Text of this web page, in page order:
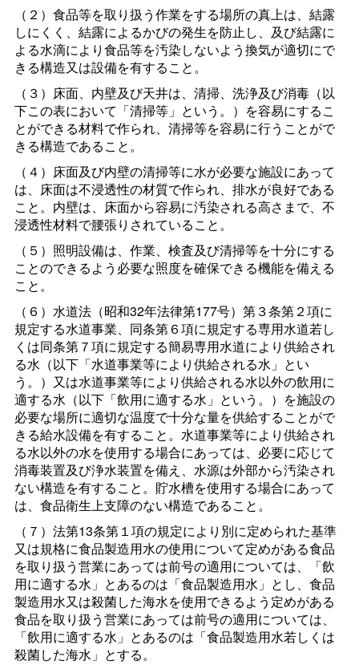
（２）食品等を取り扱う作業をする場所の真上は、結露
しにくく、結露によるかびの発生を防止し、及び結露に
よる水滴により食品等を汚染しないよう換気が適切にで
きる構造又は設備を有すること。
（３）床面、内壁及び天井は、清掃、洗浄及び消毒（以
下この表において「清掃等」という。）を容易にするこ
とができる材料で作られ、清掃等を容易に行うことがで
きる構造であること。
（４）床面及び内壁の清掃等に水が必要な施設にあって
は、床面は不浸透性の材質で作られ、排水が良好である
こと。内壁は、床面から容易に汚染される高さまで、不
浸透性材料で腰張りされていること。
（５）照明設備は、作業、検査及び清掃等を十分にする
ことのできるよう必要な照度を確保できる機能を備える
こと。
（６）水道法（昭和32年法律第177号）第３条第２項に
規定する水道事業、同条第６項に規定する専用水道若し
くは同条第７項に規定する簡易専用水道により供給され
る水（以下「水道事業等により供給される水」とい
う。）又は水道事業等により供給される水以外の飲用に
適する水（以下「飲用に適する水」という。）を施設の
必要な場所に適切な温度で十分な量を供給することがで
きる給水設備を有すること。水道事業等により供給され
る水以外の水を使用する場合にあっては、必要に応じて
消毒装置及び浄水装置を備え、水源は外部から汚染され
ない構造を有すること。貯水槽を使用する場合にあって
は、食品衛生上支障のない構造であること。
（７）法第13条第１項の規定により別に定められた基準
又は規格に食品製造用水の使用について定めがある食品
を取り扱う営業にあっては前号の適用については、「飲
用に適する水」とあるのは「食品製造用水」とし、食品
製造用水又は殺菌した海水を使用できるよう定めがある
食品を取り扱う営業にあっては前号の適用については、
「飲用に適する水」とあるのは「食品製造用水若しくは
殺菌した海水」とする。